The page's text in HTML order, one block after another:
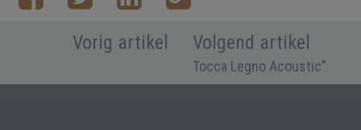
Vorig artikel Volgend artikel
Tocca Legno Acoustic"